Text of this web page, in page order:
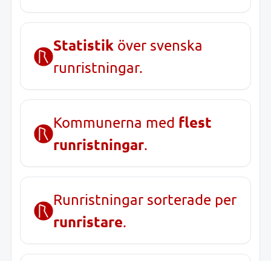
Statistik över svenska
runristningar.
Kommunerna med flest
runristningar.
Runristningar sorterade per
runristare.